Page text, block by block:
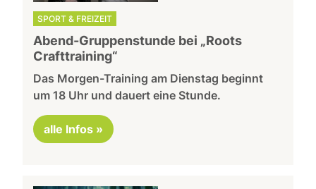
SPORT & FREIZEIT
Abend-Gruppenstunde bei „Roots
Crafttraining“
Das Morgen-Training am Dienstag beginnt
um 18 Uhr und dauert eine Stunde.
alle Infos »